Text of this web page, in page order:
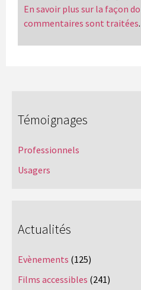
En savoir plus sur la façon
commentaires sont traitées.
Témoignages
Professionnels
Usagers
Actualités
Evènements (125)
Films accessibles (241)